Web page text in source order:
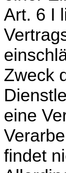
Art. 6 I
Zweck
eine
findet